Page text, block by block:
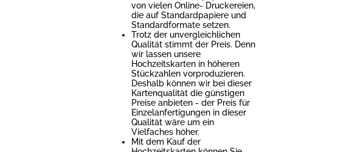
von vielen Online- Druckereien,
die auf Standardpapiere und
Standardformate setzen.
Trotz der unvergleichlichen
Qualität stimmt der Preis. Denn
wir lassen unsere
Hochzeitskarten in höheren
Stückzahlen vorproduzieren.
Deshalb können wir bei dieser
Kartenqualität die günstigen
Preise anbieten - der Preis für
Einzelanfertigungen in dieser
Qualität wäre um ein
Vielfaches höher.
Mit dem Kauf der